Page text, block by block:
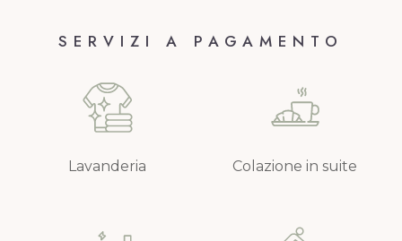
SERVIZI A PAGAMENTO
Lavanderia Colazione in suite